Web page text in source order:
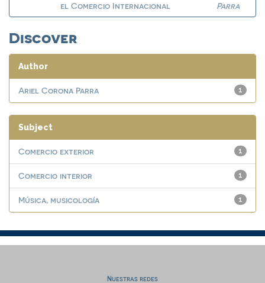
el Comercio Internacional
Parra
Discover
Author
1
Ariel Corona Parra
Subject
1
Comercio exterior
1
Comercio interior
1
Música, musicología
Nuestras redes